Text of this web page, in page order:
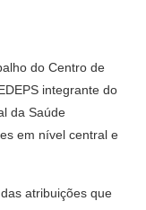
do Centro de
integrante do
da Saúde
em nível central e
atribuições que